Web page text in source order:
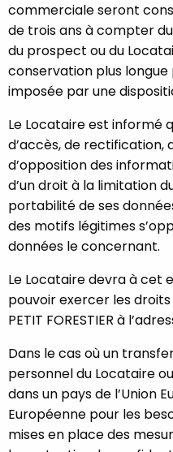
commerciale seront
de trois ans à compter
du prospect ou du
conservation plus
imposée par une
Le Locataire est informé
d’accès, de rectification,
d’opposition des
d’un droit à la limitation
portabilité de ses
des motifs légitimes
données le concernant.
Le Locataire devra à cet
pouvoir exercer les
PETIT FORESTIER à
Dans le cas où un
personnel du Locataire
dans un pays de l’Union
Européenne pour les
mises en place des